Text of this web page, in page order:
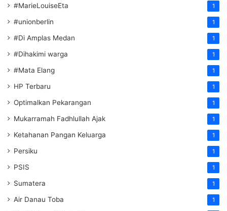
#MarieLouiseEta 1
#unionberlin 1
#Di Amplas Medan 1
#Dihakimi warga 1
#Mata Elang 1
HP Terbaru 1
Optimalkan Pekarangan 1
Mukarramah Fadhlullah Ajak 1
Ketahanan Pangan Keluarga 1
Persiku 1
PSIS 1
Sumatera 1
Air Danau Toba 1